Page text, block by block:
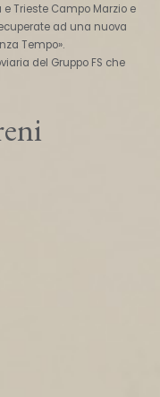
Trieste Campo Marzio e
ad una nuova
Tempo».
del Gruppo FS che